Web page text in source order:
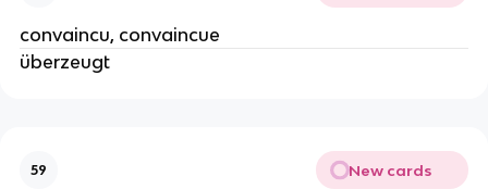
convaincu, convaincue
überzeugt
59 New cards